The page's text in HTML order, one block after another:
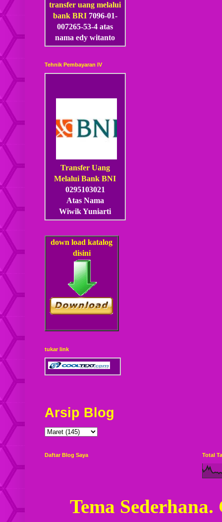
transfer uang melalui
bank BRI 7096-01-
007265-53-4 atas
nama edy witanto
Tehnik Pembayaran IV
Transfer Uang
Melalui Bank BNI
0295103021
Atas Nama
Wiwik Yuniarti
down load katalog
disini
tukar link
Arsip Blog
Daftar Blog Saya Total
Tema